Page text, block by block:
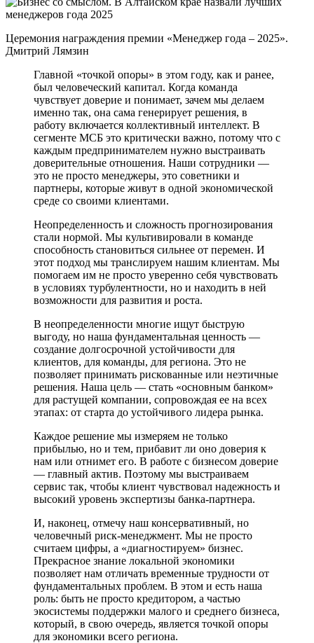
Церемония награждения премии «Менеджер года – 2025».
Дмитрий Лямзин
Главной «точкой опоры» в этом году, как и ранее,
был человеческий капитал. Когда команда
чувствует доверие и понимает, зачем мы делаем
именно так, она сама генерирует решения, в
работу включается коллективный интеллект. В
сегменте МСБ это критически важно, потому что с
каждым предпринимателем нужно выстраивать
доверительные отношения. Наши сотрудники —
это не просто менеджеры, это советники и
партнеры, которые живут в одной экономической
среде со своими клиентами.
Неопределенность и сложность прогнозирования
стали нормой. Мы культивировали в команде
способность становиться сильнее от перемен. И
этот подход мы транслируем нашим клиентам. Мы
помогаем им не просто уверенно себя чувствовать
в условиях турбулентности, но и находить в ней
возможности для развития и роста.
В неопределенности многие ищут быструю
выгоду, но наша фундаментальная ценность —
создание долгосрочной устойчивости для
клиентов, для команды, для региона. Это не
позволяет принимать рискованные или неэтичные
решения. Наша цель — стать «основным банком»
для растущей компании, сопровождая ее на всех
этапах: от старта до устойчивого лидера рынка.
Каждое решение мы измеряем не только
прибылью, но и тем, прибавит ли оно доверия к
нам или отнимет его. В работе с бизнесом доверие
— главный актив. Поэтому мы выстраиваем
сервис так, чтобы клиент чувствовал надежность и
высокий уровень экспертизы банка-партнера.
И, наконец, отмечу наш консервативный, но
человечный риск-менеджмент. Мы не просто
считаем цифры, а «диагностируем» бизнес.
Прекрасное знание локальной экономики
позволяет нам отличать временные трудности от
фундаментальных проблем. В этом и есть наша
роль: быть не просто кредитором, а частью
экосистемы поддержки малого и среднего бизнеса,
который, в свою очередь, является точкой опоры
для экономики всего региона.